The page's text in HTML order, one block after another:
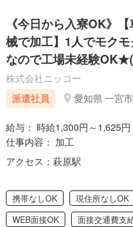
派遣社員 愛知県 一宮市
《今日から入寮OK》
械で加工】1人でモク
なので工場未経験
株式会社ニッコー
給与： 時給1,300円～1,625円
仕事内容： 加工
アクセス：萩原駅
携帯なしOK 現住所なしOK
WEB面接OK
面接交通費支